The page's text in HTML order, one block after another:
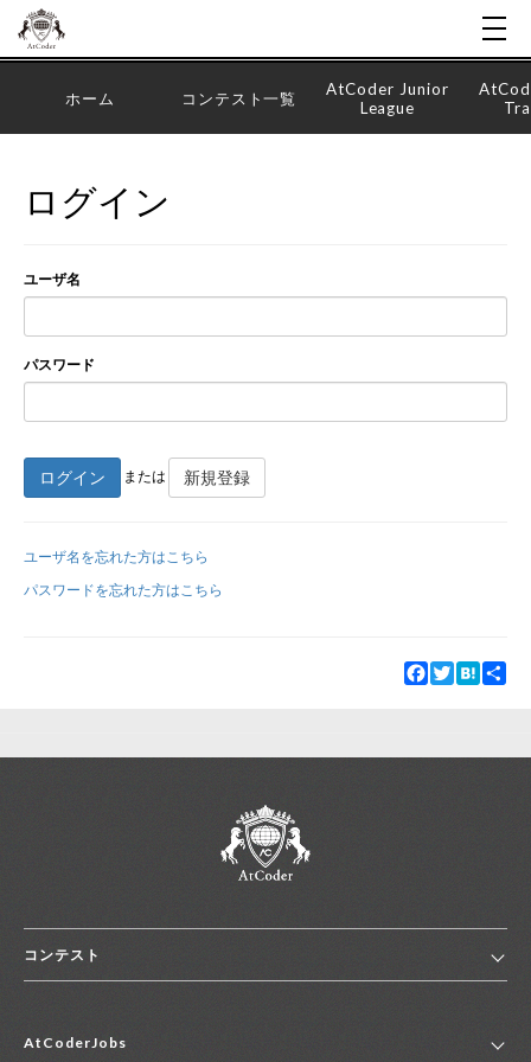
新規登録
ホーム コンテスト一覧
AtCoder Junior
League
ログイン
ユーザ名
パスワード
ログイン または 新規登録
ユーザ名を忘れた方はこちら
パスワードを忘れた方はこちら
Facebook
TwitterHatena
コンテスト
コンテスト一覧
AtCoderJobs